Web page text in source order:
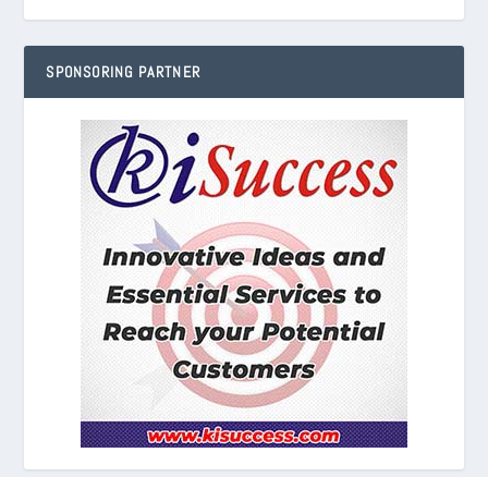
SPONSORING PARTNER